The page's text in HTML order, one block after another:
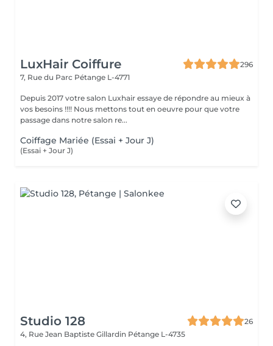
LuxHair Coiffure
296
7, Rue du Parc Pétange L-4771
Depuis 2017 votre salon Luxhair essaye de répondre au mieux à
vos besoins !!!! Nous mettons tout en oeuvre pour que votre
passage dans notre salon re...
Coiffage Mariée (Essai + Jour J)
(Essai + Jour J)
Studio 128
26
4, Rue Jean Baptiste Gillardin Pétange L-4735